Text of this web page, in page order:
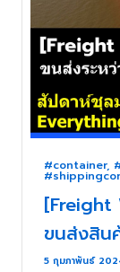
#container,
[Freight
ขนส่งสิน
9 กุมภาพั
5 กุมภาพันธ์